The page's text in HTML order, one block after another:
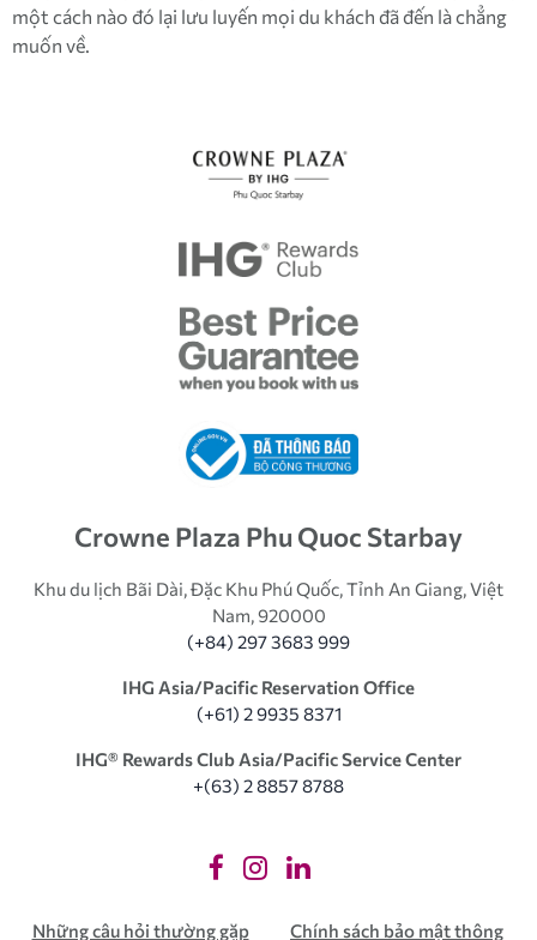
một cách nào đó lại lưu luyến mọi du khách đã đến là chẳng
muốn về.
Crowne Plaza Phu Quoc Starbay
Khu du lịch Bãi Dài, Đặc Khu Phú Quốc, Tỉnh An Giang, Việt
Nam, 920000
(+84) 297 3683 999
IHG Asia/Pacific Reservation Office
(+61) 2 9935 8371
IHG®️ Rewards Club Asia/Pacific Service Center
+(63) 2 8857 8788
Những câu hỏi thường gặp
Chính sách bảo mật thông